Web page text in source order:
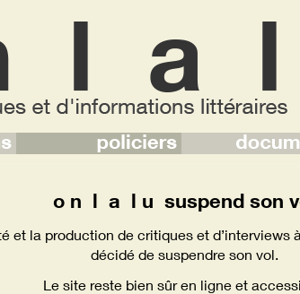
o n l a l u suspend son
et la production de critiques et
décidé de suspendre son vol.
Le site reste bien sûr en ligne et